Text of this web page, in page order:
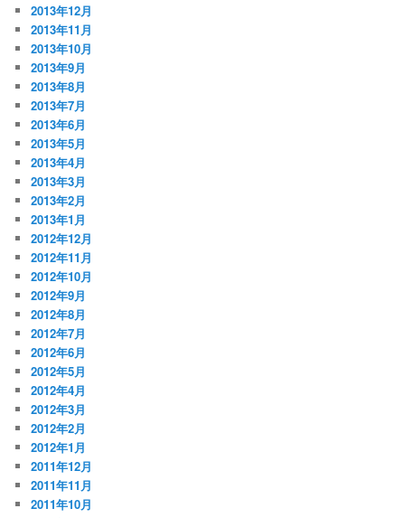
2013年12月
2013年11月
2013年10月
2013年9月
2013年8月
2013年7月
2013年6月
2013年5月
2013年4月
2013年3月
2013年2月
2013年1月
2012年12月
2012年11月
2012年10月
2012年9月
2012年8月
2012年7月
2012年6月
2012年5月
2012年4月
2012年3月
2012年2月
2012年1月
2011年12月
2011年11月
2011年10月